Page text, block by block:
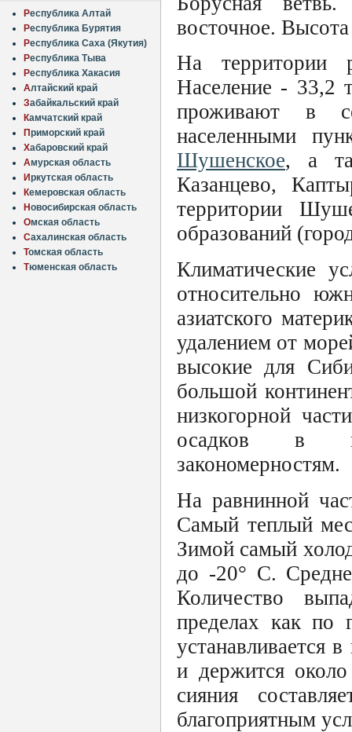
Республика Алтай
Республика Бурятия
Республика Саха (Якутия)
Республика Тыва
Республика Хакасия
Алтайский край
Забайкальский край
Камчатский край
Приморский край
Хабаровский край
Амурская область
Иркутская область
Кемеровская область
Новосибирская область
Омская область
Сахалинская область
Томская область
Тюменская область
восточное. Высота
На территории
Население - 33,2
проживают в
населенными
Шушенское, а
Казанцево,
территории
образований
Климатические
относительно
азиатского
удалением от
высокие для
большой
низкогорной
осадков в
закономерностям.
На равнинной
Самый теплый
Зимой самый
до -20° С.
Количество
пределах как по
устанавливается
и держится
сияния
благоприятным